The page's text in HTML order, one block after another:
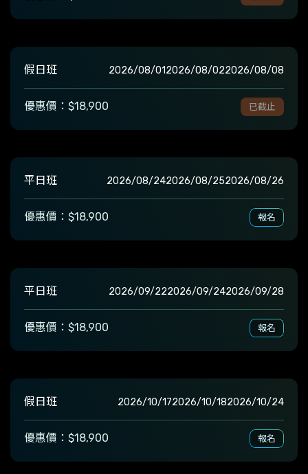
假日班 2026/08/012026/08/022026/08/08
優惠價：$18,900 已截止
平日班 2026/08/242026/08/252026/08/26
優惠價：$18,900 報名
平日班 2026/09/222026/09/242026/09/28
優惠價：$18,900 報名
假日班 2026/10/172026/10/182026/10/24
優惠價：$18,900 報名